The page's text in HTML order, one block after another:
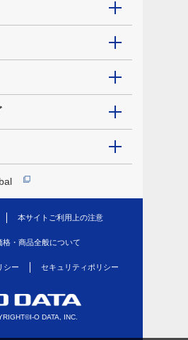
本サイトご利用上の注意
格・商品全般について
シー セキュリティポリシー
O DATA, INC.